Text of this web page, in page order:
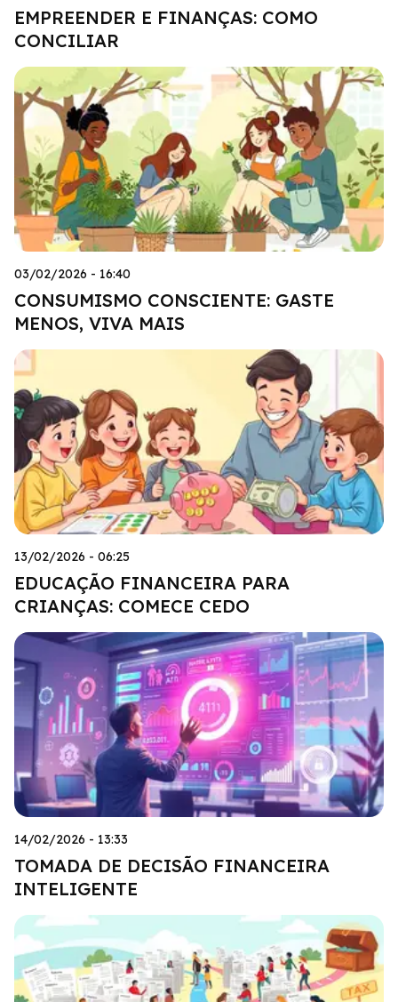
EMPREENDER E FINANÇAS: COMO
CONCILIAR
03/02/2026 - 16:40
CONSUMISMO CONSCIENTE: GASTE
MENOS, VIVA MAIS
13/02/2026 - 06:25
EDUCAÇÃO FINANCEIRA PARA
CRIANÇAS: COMECE CEDO
14/02/2026 - 13:33
TOMADA DE DECISÃO FINANCEIRA
INTELIGENTE